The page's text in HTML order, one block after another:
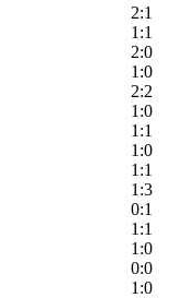
2:1
1:1
2:0
1:0
2:2
1:0
1:1
1:0
1:1
1:3
0:1
1:1
1:0
0:0
1:0